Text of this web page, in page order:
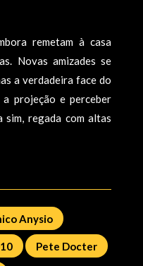
remetam à casa
Novas amizades se
a verdadeira face do
projeção e perceber
sim, regada com altas
Anysio
Pete Docter